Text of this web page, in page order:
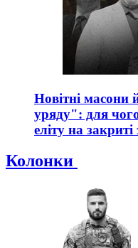
Новітні масони
уряду": для чого
еліту на закриті
Колонки